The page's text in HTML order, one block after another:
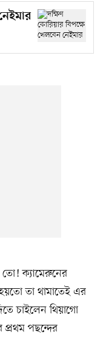
তো! ক্যামেরুনের
তা থামাতেই এর
চাইলেন থিয়াগো
প্রথম পছন্দের